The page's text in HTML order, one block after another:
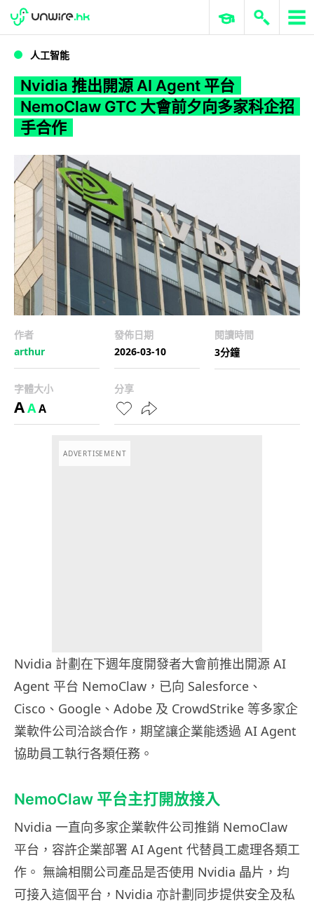
WWDC 2026 ERP 與商業 AI
人工智能
Nvidia 推出開源 AI Agent 平台
NemoClaw GTC 大會前夕向多家科企招
手合作
作者
arthur
發佈日期
2026-03-10
閱讀時間
3分鐘
字體大小
AAA
分享
ADVERTISEMENT
Nvidia 計劃在下週年度開發者大會前推出開源 AI
Agent 平台 NemoClaw，已向 Salesforce、
Cisco、Google、Adobe 及 CrowdStrike 等多家企
業軟件公司洽談合作，期望讓企業能透過 AI Agent
協助員工執行各類任務。
NemoClaw 平台主打開放接入
Nvidia 一直向多家企業軟件公司推銷 NemoClaw
平台，容許企業部署 AI Agent 代替員工處理各類工
作。 無論相關公司產品是否使用 Nvidia 晶片，均
可接入這個平台，Nvidia 亦計劃同步提供安全及私